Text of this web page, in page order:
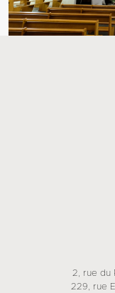
2, rue du
229, rue